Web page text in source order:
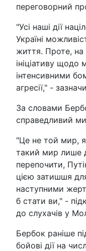
переговорний
"Усі наші дії
Україні
життя. Проте,
ініціативу щодо
інтенсивними
агресії," -
За словами
справедливий
"Це не той мир,
такий мир лише
перепочити,
цією затишшя для
наступними
б стати ви," -
до слухачів у
Бербок раніше
бойові дії на